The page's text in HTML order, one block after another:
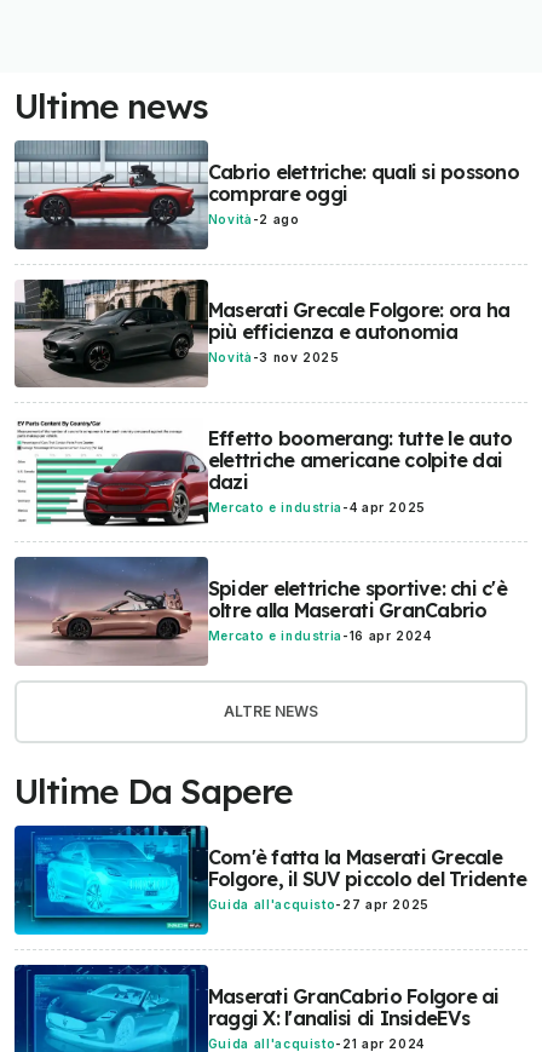
Ultime news
Cabrio elettriche: quali si possono
comprare oggi
Novità -2 ago
Maserati Grecale Folgore: ora ha
più efficienza e autonomia
Novità -3 nov 2025
Effetto boomerang: tutte le auto
elettriche americane colpite dai
dazi
Mercato e industria -4 apr 2025
Spider elettriche sportive: chi c'è
oltre alla Maserati GranCabrio
Mercato e industria -16 apr 2024
ALTRE NEWS
Ultime Da Sapere
Com'è fatta la Maserati Grecale
Folgore, il SUV piccolo del Tridente
Guida all'acquisto- 27 apr 2025
Maserati GranCabrio Folgore ai
raggi X: l'analisi di InsideEVs
Guida all'acquisto- 21 apr 2024